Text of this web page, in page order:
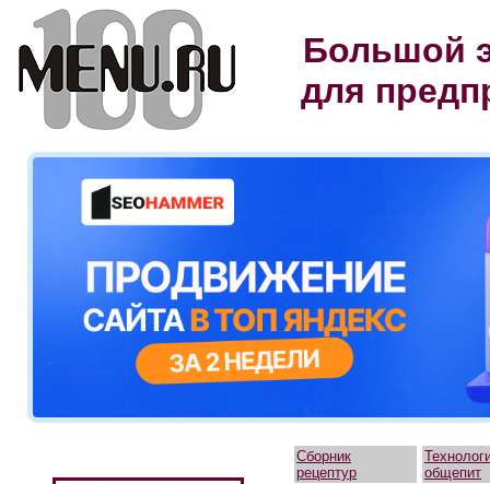
Большой
для
Сборник
рецептур
общепит